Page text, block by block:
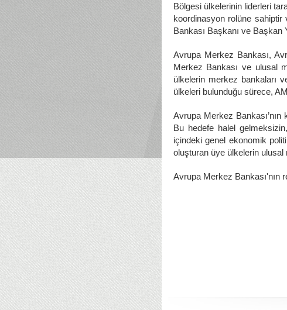
Bölgesi ülkelerinin liderleri
koordinasyon rolüne sahiptir
Bankası Başkanı ve Başkan
Avrupa Merkez Bankası,
Merkez Bankası ve ulusal
ülkelerin merkez bankaları
ülkeleri bulunduğu sürece,
Avrupa Merkez Bankası’nın
Bu hedefe halel
içindeki genel ekonomik
oluşturan üye ülkelerin ulusal
Avrupa Merkez Bankası'nın